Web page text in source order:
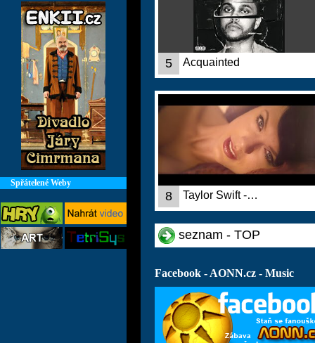
Spřátelené Weby
5 Acquainted
8 Taylor Swift -…
seznam - TOP
Facebook - AONN.cz - Music